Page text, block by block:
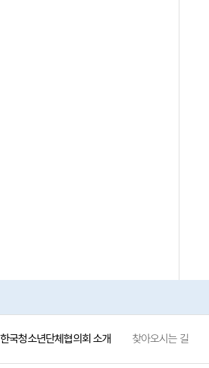
한국청소년단체협의회 소개 찾아오시는 길